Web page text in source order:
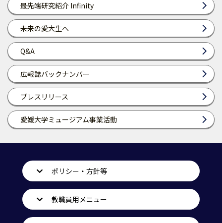
最先端研究紹介 Infinity
未来の愛大生へ
Q&A
広報誌バックナンバー
プレスリリース
愛媛大学ミュージアム事業活動
ポリシー・方針等
教職員用メニュー